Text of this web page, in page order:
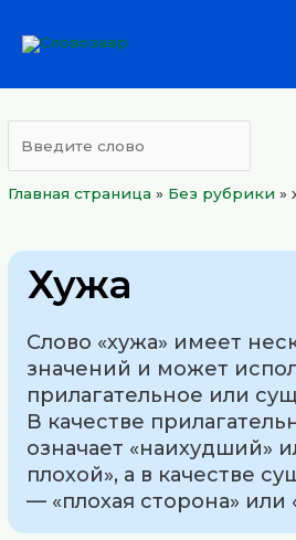
Главная страница » Без рубрики »
Хужа
Слово «хужа» имеет
значений и может
прилагательное или
В качестве
означает «наихудший»
плохой», а в качестве
— «плохая сторона» или